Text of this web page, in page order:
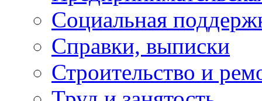
Социальная
Справки, выписки
Строительство и